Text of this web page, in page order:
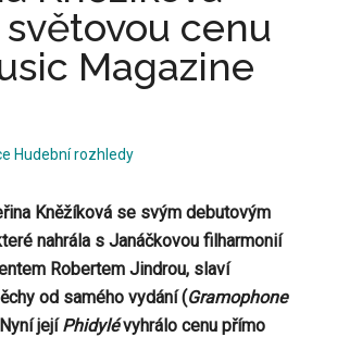
cenu
Magazine
Hudební rozhledy
Kněžíková se svým debutovým
nahrála s Janáčkovou filharmonií
Robertem Jindrou, slaví
od samého vydání (Gramophone
jejíPhidylévyhrálo cenu přímo